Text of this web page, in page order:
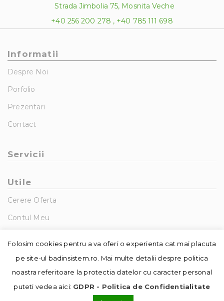
Strada Jimbolia 75, Mosnita Veche
+40 256 200 278 , +40 785 111 698
Informatii
Despre Noi
Porfolio
Prezentari
Contact
Servicii
Utile
Cerere Oferta
Contul Meu
Folosim cookies pentru a va oferi o experienta cat mai placuta
pe site-ul badinsistem.ro. Mai multe detalii despre politica
noastra referitoare la protectia datelor cu caracter personal
puteti vedea aici: GDPR - Politica de Confidentialitate